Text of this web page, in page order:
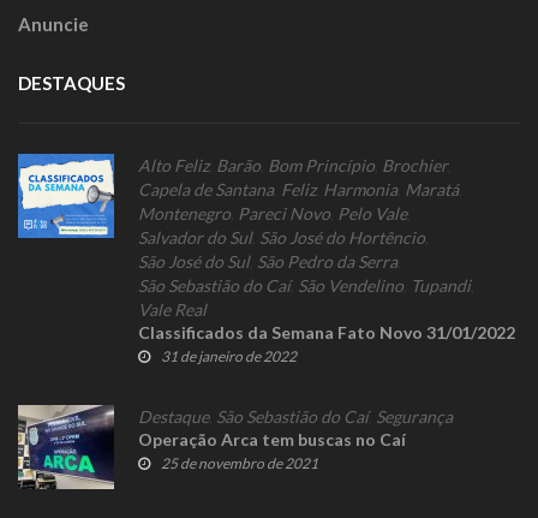
Anuncie
DESTAQUES
Alto Feliz, Barão Bom Princípio Brochier,
Capela de Santana, Feliz, Harmonia, Maratá,
Montenegro Pareci Novo Pelo Vale,
Salvador do Sul, São José do Hortêncio
São José do Sul, São Pedro da Serra,
São Sebastião do Caí, São Vendelino Tupandi,
Vale Real
Classificados da Semana Fato Novo 31/01/2022
31 de janeiro de 2022
Destaque, São Sebastião do Caí, Segurança
Operação Arca tem buscas no Caí
25 de novembro de 2021